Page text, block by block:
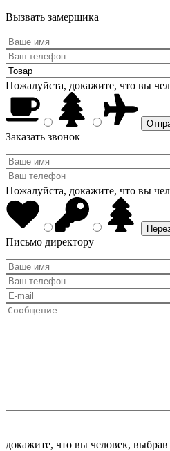
Вызвать замерщика
Пожалуйста, докажите, что вы
Заказать звонок
Пожалуйста, докажите, что вы
Письмо директору
докажите, что вы человек, выбрав